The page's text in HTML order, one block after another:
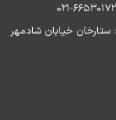
: ستارخان خیابان شادمهر